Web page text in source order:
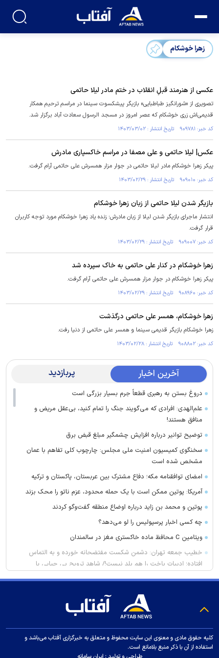
زهرا خوشکام
عکسی از هنرمند قبلِ انقلاب در ختم مادر لیلا حاتمی
تصویری از «شورانگیز طباطبایی» بازیگر پیشکسوت سینما در مراسم ترحیم همکار
قدیمی‌اش زری خوشکام که عصر امروز در مسجد الرسول سعادت آباد برگزار شد.
کد خبر: ۹۰۹۷۸۱ تاریخ انتشار : ۱۴۰۳/۰۳/۰۲
عکس| لیلا حاتمی و علی مصفا در مراسم خاکسپاری مادرش
پیکر زهرا خوشکام مادر لیلا حاتمی در جوار مزار همسرش علی حاتمی آرام گرفت.
کد خبر: ۹۰۹۰۱۰ تاریخ انتشار : ۱۴۰۳/۰۲/۲۹
بازیگر شدن لیلا حاتمی از زبان زهرا خوشکام
انتشار ماجرای بازیگر شدن لیلا از زبان مادرش؛ زنده یاد زهرا خوشکام مورد توجه کاربران
قرار گرفت.
کد خبر: ۹۰۹۰۰۷ تاریخ انتشار : ۱۴۰۳/۰۲/۲۹
زهرا خوشکام در کنار علی حاتمی به خاک سپرده شد
پیکر زهرا خوشکام در جوار مزار همسرش علی حاتمی آرام گرفت.
کد خبر: ۹۰۸۹۶۰ تاریخ انتشار : ۱۴۰۳/۰۲/۲۹
زهرا خوشکام، همسر علی حاتمی درگذشت
زهرا خوشکام بازیگر قدیمی سینما و همسر علی حاتمی از دنیا رفت.
کد خبر: ۹۰۸۸۰۲ تاریخ انتشار : ۱۴۰۳/۰۲/۲۸
آخرین اخبار پربازدید
دروغ بستن به رهبری قطعاً جرم بسیار بزرگی است
علم‌الهدی: افرادی که می‌گویند جنگ را تمام کنید، بی‌عقل مریض و
منافق هستند!
توضیح توانیر درباره افزایش چشمگیر مبلغ قبض برق
سخنگوی کمیسیون امنیت ملی مجلس: چارچوب کلی تفاهم با عمان
مشخص شده است
امضای توافقنامه مکه؛ دفاع مشترک بین عربستان، پاکستان و ترکیه
آمریکا: پوتین ممکن است با یک حمله محدود، عزم ناتو را محک بزند
پوتین و محمد بن زاید درباره اوضاع منطقه گفت‌وگو کردند
چه کسی اخبار پرسپولیس را لو می‌دهد؟
ویتامین C محافظ ماده خاکستری مغز در سالمندان
خطیب جمعه تهران: دشمن شکست مفتضحانه خورده و به التماس
افتاده؛ ادبیات باخت را هم بلد نیست!/ شاهد ترویج بی حیایی با
ژیلا هدائی درگذشت
لغو افزایش تعرفه و تصاعد پلکانی بهای برق مشترکین کشاورزی
کلیه حقوق مادی و معنوی این سایت محفوظ و متعلق به خبرگزاری آفتاب می‌باشد و
استفاده از آن با ذکر منبع بلامانع است.